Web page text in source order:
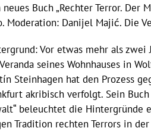
neues Buch „Rechter Terror.
Moderation: Danijel Majić. Die
Vor etwas mehr als zwei
seines Wohnhauses in
Steinhagen hat den Prozess
akribisch verfolgt. Sein
beleuchtet die Hintergründe
Tradition rechten Terrors in